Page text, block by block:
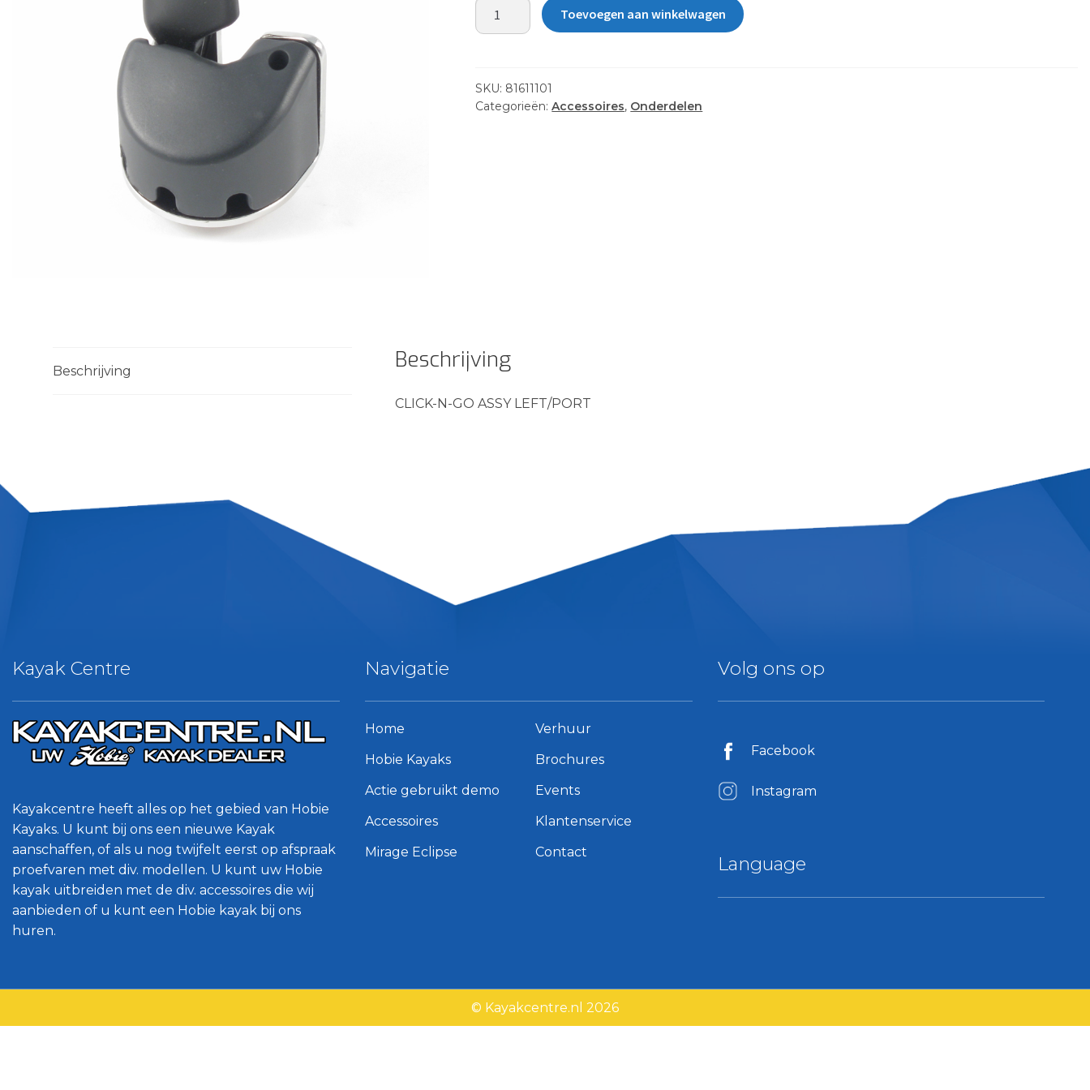
CLICK-
N-
LEFT/PORT
aantal
Toevoegen aan winkelwagen
SKU: 81611101
Categorieën:Accessoires, Onderdelen
Beschrijving Beschrijving
CLICK-N-GO ASSY LEFT/PORT
Kayak Centre
Kayakcentre heeft alles op het gebied van Hobie
Kayaks. U kunt bij ons een nieuwe Kayak
aanschaffen, of als u nog twijfelt eerst op afspraak
proefvaren met div. modellen. U kunt uw Hobie
kayak uitbreiden met de div. accessoires die wij
aanbieden of u kunt een Hobie kayak bij ons
huren.
Navigatie
Home
Hobie Kayaks
Actie gebruikt demo
Accessoires
Mirage Eclipse
Verhuur
Brochures
Events
Klantenservice
Contact
Volg ons op
Facebook
Instagram
Language
© Kayakcentre.nl 2026